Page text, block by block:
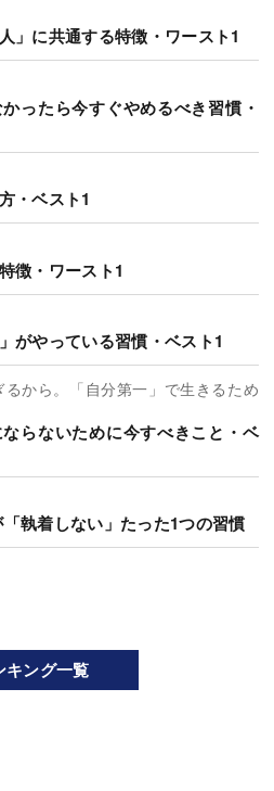
」に共通する特徴・ワースト1
ったら今すぐやめるべき習慣・
・ベスト1
徴・ワースト1
がやっている習慣・ベスト1
から。「自分第一」で生きるため
ならないために今すべきこと・ベ
「執着しない」たった1つの習慣
キング一覧